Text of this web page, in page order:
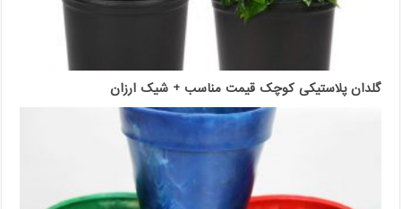
گلدان پلاستیکی کوچک قیمت مناسب + شیک ارزان